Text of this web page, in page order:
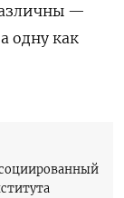
—
одну как